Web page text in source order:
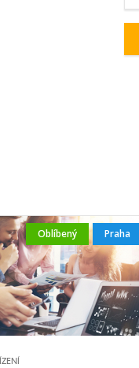
Oblíbený Praha